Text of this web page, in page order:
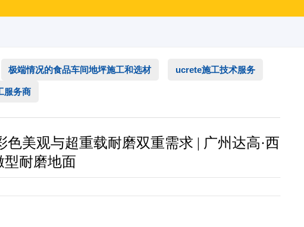
极端情况的食品车间地坪施工和选材 ucrete施工技术服务
服务商
美观与超重载耐磨双重需求 | 广州达高·西
型耐磨地面​